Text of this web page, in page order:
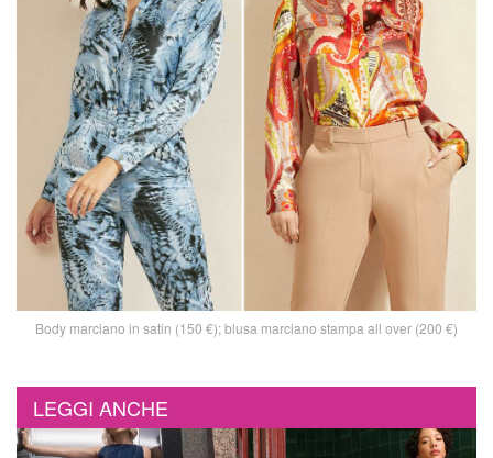
Body marciano in satin (150 €); blusa marciano stampa all over (200 €)
LEGGI ANCHE